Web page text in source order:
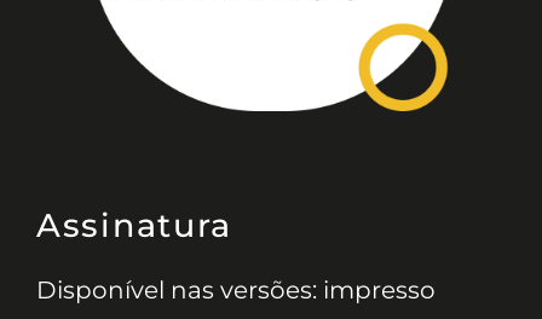
Assinatura
Disponível nas versões: impresso